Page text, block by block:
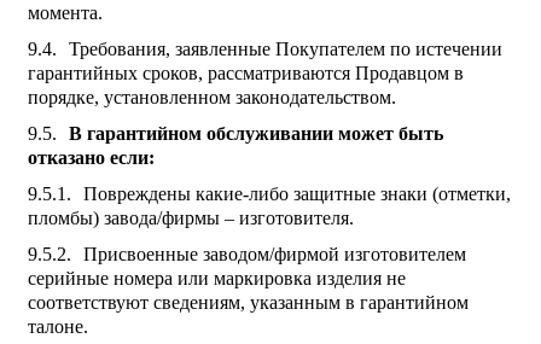
момента.
Требования, заявленные Покупателем по истечении
гарантийных сроков, рассматриваются Продавцом в
порядке, установленном законодательством.
В гарантийном обслуживании может быть
отказано если:
Повреждены какие-либо защитные знаки (отметки,
пломбы) завода/фирмы – изготовителя.
Присвоенные заводом/фирмой изготовителем
серийные номера или маркировка изделия не
соответствуют сведениям, указанным в гарантийном
талоне.